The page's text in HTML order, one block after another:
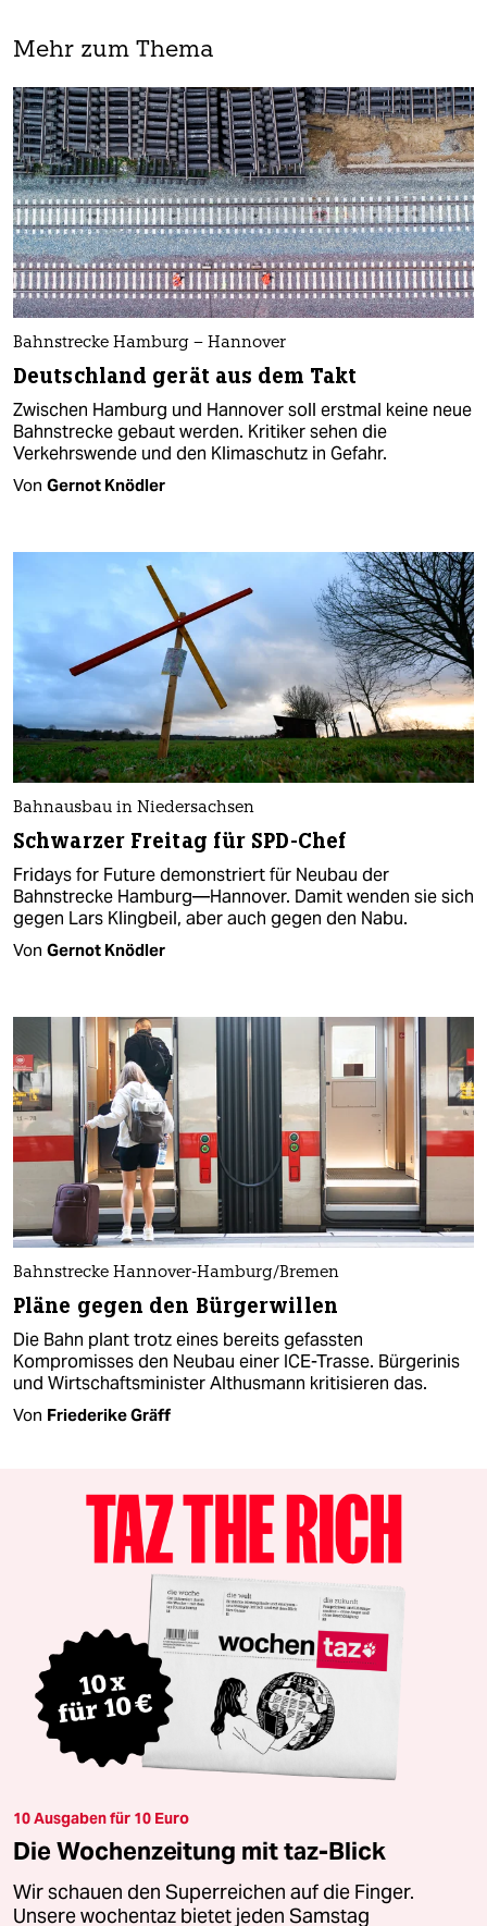
Mehr zum Thema
Bahnstrecke Hamburg – Hannover
Deutschland gerät aus dem Takt
Zwischen Hamburg und Hannover soll erstmal keine neue
Bahnstrecke gebaut werden. Kritiker sehen die
Verkehrswende und den Klimaschutz in Gefahr.
Von Gernot Knödler
Bahnausbau in Niedersachsen
Schwarzer Freitag für SPD-Chef
Fridays for Future demonstriert für Neubau der
Bahnstrecke Hamburg—Hannover. Damit wenden sie sich
gegen Lars Klingbeil, aber auch gegen den Nabu.
Von Gernot Knödler
Bahnstrecke Hannover-Hamburg/Bremen
Pläne gegen den Bürgerwillen
Die Bahn plant trotz eines bereits gefassten
Kompromisses den Neubau einer ICE-Trasse. Bürgerinis
und Wirtschaftsminister Althusmann kritisieren das.
Von Friederike Gräff
10 Ausgaben für 10 Euro
Die Wochenzeitung mit taz-Blick
Wir schauen den Superreichen auf die Finger.
Unsere wochentaz bietet jeden Samstag